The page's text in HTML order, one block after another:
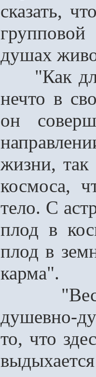
сказать,
душах
"Как для
нечто в
он
жизни, так
космоса,
тело. С
плод в
плод в
карма".
"Весь
душевно-
то, что